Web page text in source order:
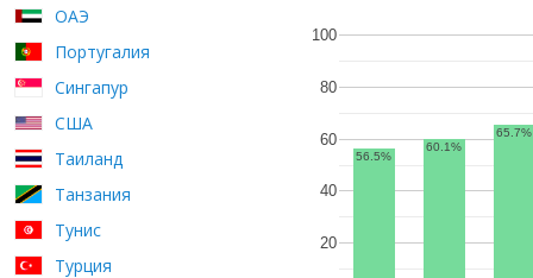
ОАЭ
Португалия
Сингапур
США
Таиланд
Танзания
Тунис
Турция
20
40
60
80
100
56.5%
60.1%
65.7%